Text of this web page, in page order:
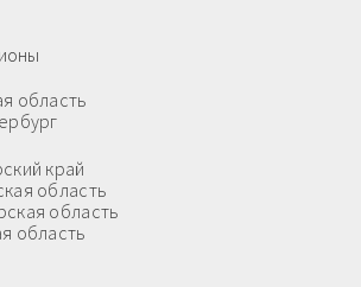
область
край
область
область
область